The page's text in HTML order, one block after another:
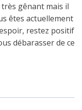
très gênant mais il
êtes actuellement
restez positif
débarasser de ce